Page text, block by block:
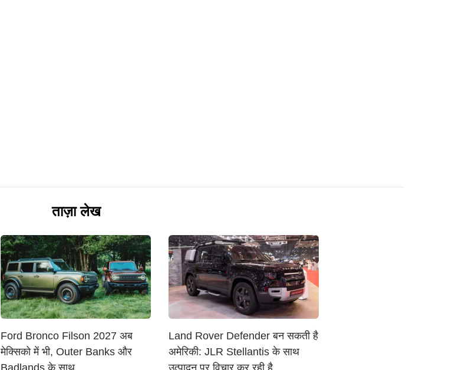
ताज़ा लेख
Ford Bronco Filson 2027 अब
मेक्सिको में भी, Outer Banks और
Land Rover Defender बन सकती है
अमेरिकी: JLR Stellantis के साथ